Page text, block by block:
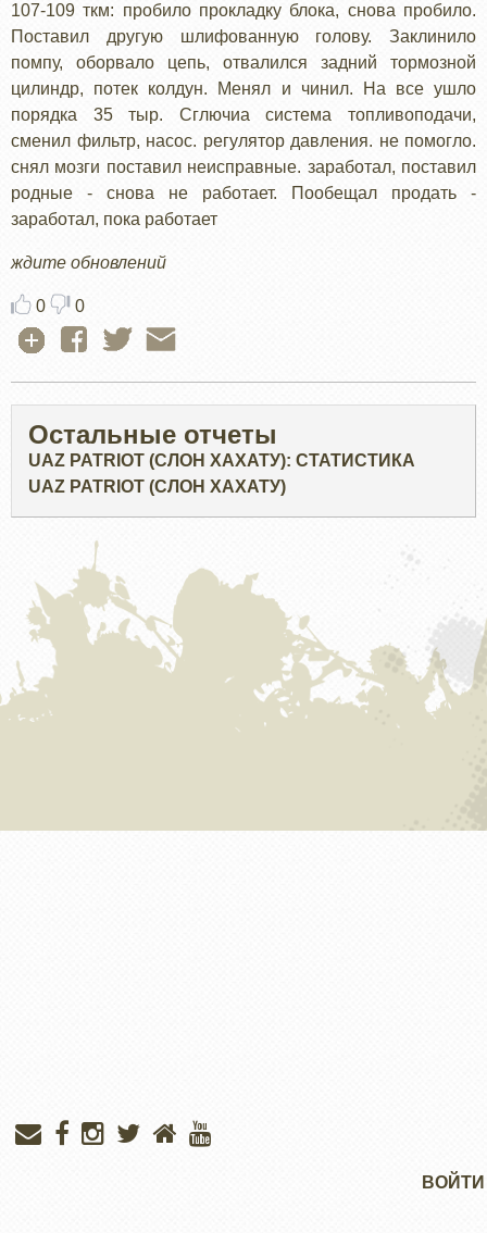
107-109 ткм: пробило прокладку блока, снова пробило.
Поставил другую шлифованную голову. Заклинило
помпу, оборвало цепь, отвалился задний тормозной
цилиндр, потек колдун. Менял и чинил. На все ушло
порядка 35 тыр. Сглючиа система топливоподачи,
сменил фильтр, насос. регулятор давления. не помогло.
снял мозги поставил неисправные. заработал, поставил
родные - снова не работает. Пообещал продать -
заработал, пока работает
ждите обновлений
0 0
Остальные отчеты
UAZ PATRIOT (СЛОН ХАХАТУ): СТАТИСТИКА
UAZ PATRIOT (СЛОН ХАХАТУ)
ВОЙТИ